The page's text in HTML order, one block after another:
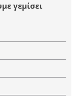
γεμίσει